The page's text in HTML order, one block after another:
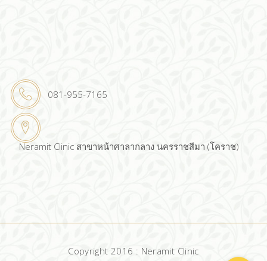
081-955-7165
Neramit Clinic สาขาหน้าศาลากลาง นครราชสีมา (โคราช)
Copyright 2016 : Neramit Clinic